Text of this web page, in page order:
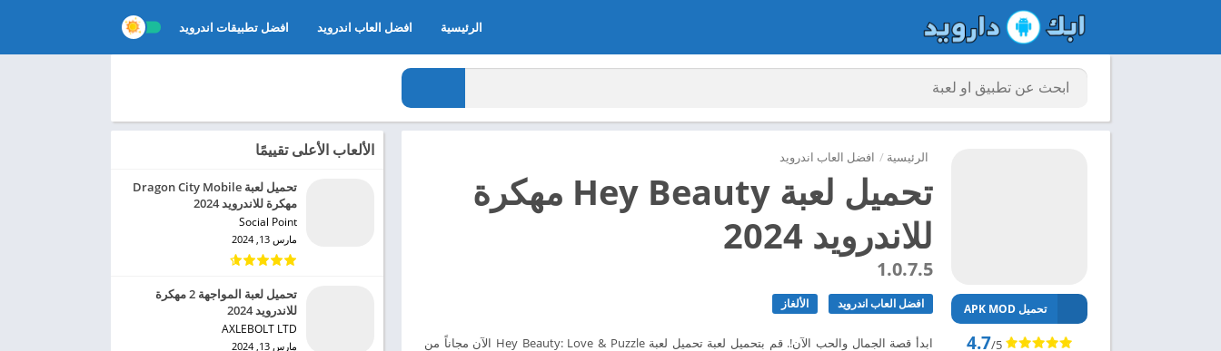
الرئيسية افضل العاب اندرويد افضل تطبيقات اندرويد
الرئيسية / افضل العاب اندرويد
تحميل لعبة Hey Beauty مهكرة
للاندرويد 2024
1.0.7.5
افضل العاب اندرويد الألغاز
ابدأ قصة الجمال والحب الآن!. قم بتحميل لعبة تحميل لعبة Hey Beauty: Love & Puzzle الآن مجاناً من
تحميل APK MOD
4.7/5
الألعاب الأعلى تقييمًا
تحميل لعبة Dragon City Mobile
مهكرة للاندرويد 2024
Social Point‏
مارس 13, 2024
تحميل لعبة المواجهة 2 مهكرة
للاندرويد 2024
AXLEBOLT LTD‏
مارس 13, 2024